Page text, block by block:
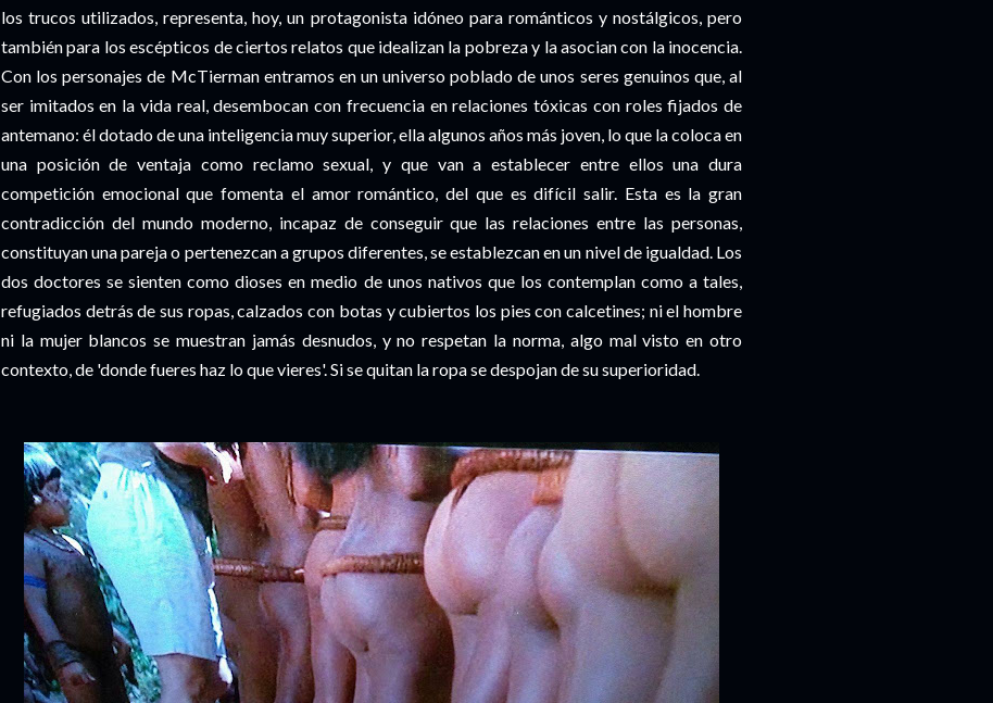
los trucos utilizados, representa, hoy, un protagonista idóneo para románticos y nostálgicos, pero
también para los escépticos de ciertos relatos que idealizan la pobreza y la asocian con la inocencia.
Con los personajes de McTierman entramos en un universo poblado de unos seres genuinos que, al
ser imitados en la vida real, desembocan con frecuencia en relaciones tóxicas con roles fijados de
antemano: él dotado de una inteligencia muy superior, ella algunos años más joven, lo que la coloca en
una posición de ventaja como reclamo sexual, y que van a establecer entre ellos una dura
competición emocional que fomenta el amor romántico, del que es difícil salir. Esta es la gran
contradicción del mundo moderno, incapaz de conseguir que las relaciones entre las personas,
constituyan una pareja o pertenezcan a grupos diferentes, se establezcan en un nivel de igualdad. Los
dos doctores se sienten como dioses en medio de unos nativos que los contemplan como a tales,
refugiados detrás de sus ropas, calzados con botas y cubiertos los pies con calcetines; ni el hombre
ni la mujer blancos se muestran jamás desnudos, y no respetan la norma, algo mal visto en otro
contexto, de 'donde fueres haz lo que vieres'. Si se quitan la ropa se despojan de su superioridad.